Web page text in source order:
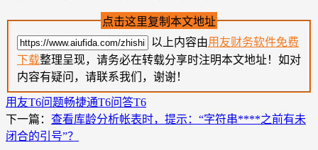
点击这里复制本文地址
以上内容由用友财务软件免费
下载整理呈现，请务必在转载分享时注明本文地址！如对
内容有疑问，请联系我们，谢谢！
用友T6问题畅捷通T6问答T6
下一篇： 查看库龄分析帐表时，提示：“字符串****之前有未
闭合的引号”？